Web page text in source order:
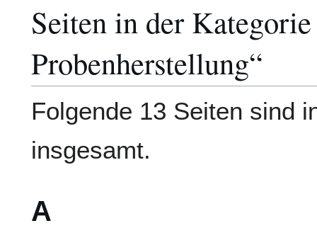
Seiten in der
Probenherstellung“
Folgende 13 Seiten sind
insgesamt.
A